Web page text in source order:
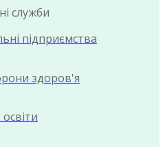
служби
підприємства
здоров'я